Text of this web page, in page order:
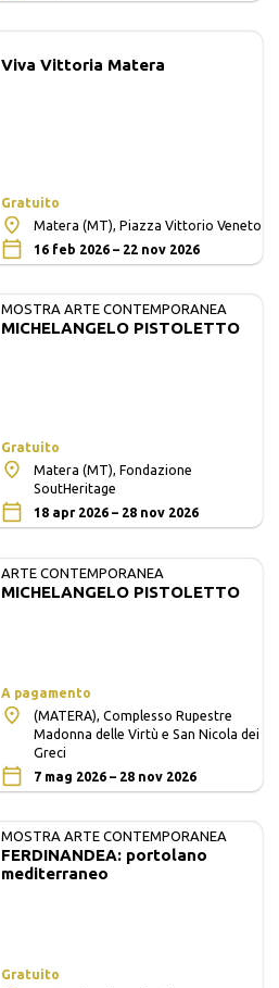
Viva Vittoria Matera
Gratuito
Matera (MT), Piazza Vittorio Veneto
16 feb 2026 – 22 nov 2026
MOSTRA ARTE CONTEMPORANEA
MICHELANGELO PISTOLETTO
Gratuito
Matera (MT), Fondazione
SoutHeritage
18 apr 2026 – 28 nov 2026
ARTE CONTEMPORANEA
MICHELANGELO PISTOLETTO
A pagamento
(MATERA), Complesso Rupestre
Madonna delle Virtù e San Nicola dei
Greci
7 mag 2026 – 28 nov 2026
MOSTRA ARTE CONTEMPORANEA
FERDINANDEA: portolano
mediterraneo
Gratuito